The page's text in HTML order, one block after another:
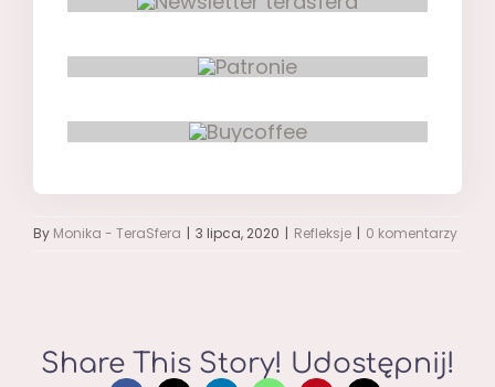
By Monika - TeraSfera | 3 lipca, 2020 | Refleksje | 0 komentarzy
Share This Story! Udostępnij!